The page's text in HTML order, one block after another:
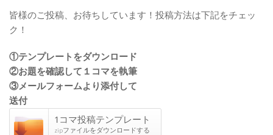
皆様のご投稿、お待ちしています！投稿方法は下記をチェッ
ク！
①テンプレートをダウンロード
②お題を確認して１コマを執筆
③メールフォームより添付して
送付
1コマ投稿テンプレート
zipファイルをダウンロードする